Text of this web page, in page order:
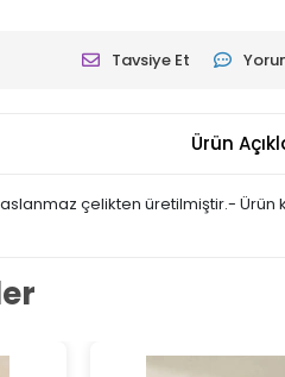
Tavsiye Et
Ürün
çelikten üretilmiştir.-